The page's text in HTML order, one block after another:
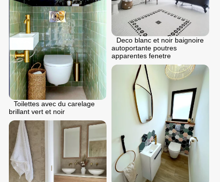
Deco blanc et noir baignoire
autoportante poutres
apparentes fenetre
Toilettes avec du carelage
brillant vert et noir